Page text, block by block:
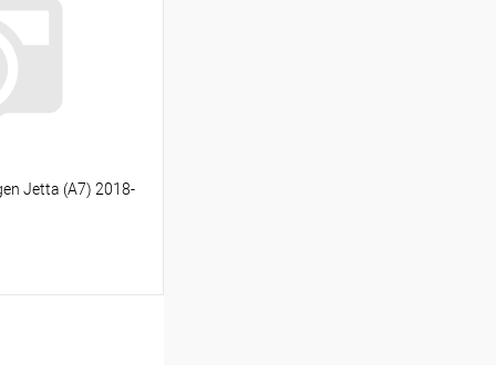
Сравнение
Под заказ
Jetta (A7) 2018-